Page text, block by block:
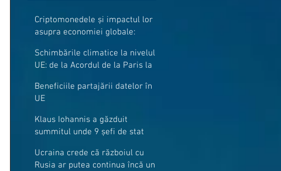
Criptomonedele și impactul lor
asupra economiei globale:
Schimbările climatice la nivelul
UE: de la Acordul de la Paris la
Beneficiile partajării datelor în
UE
Klaus Iohannis a găzduit
summitul unde 9 șefi de stat
granițe
Ucraina crede că războiul cu
Rusia ar putea continua încă un